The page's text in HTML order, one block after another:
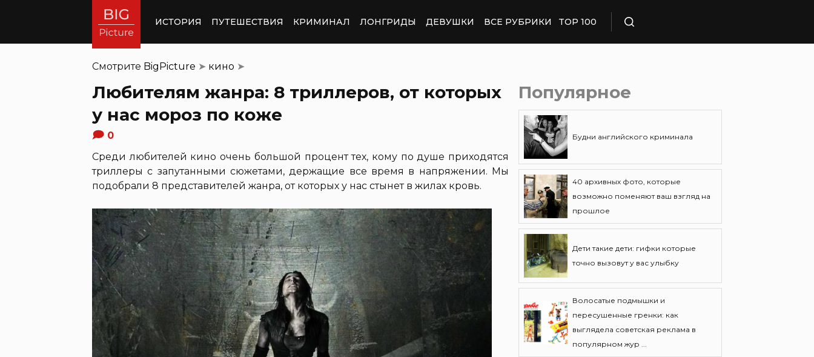
ИСТОРИЯ ПУТЕШЕСТВИЯ КРИМИНАЛ ЛОНГРИДЫ ДЕВУШКИ ВСЕ РУБРИКИ TOP 100
Смотрите BigPicture ➤ кино ➤
Любителям жанра: 8 триллеров, от которых
у нас мороз по коже
0
Среди любителей кино очень большой процент тех, кому по душе приходятся
триллеры с запутанными сюжетами, держащие все время в напряжении. Мы
подобрали 8 представителей жанра, от которых у нас стынет в жилах кровь.
Популярное
Будни английского криминала
40 архивных фото, которые
возможно поменяют ваш взгляд на
прошлое
Дети такие дети: гифки которые
точно вызовут у вас улыбку
Волосатые подмышки и
пересушенные гренки: как
выглядела советская реклама в
популярном жур ...